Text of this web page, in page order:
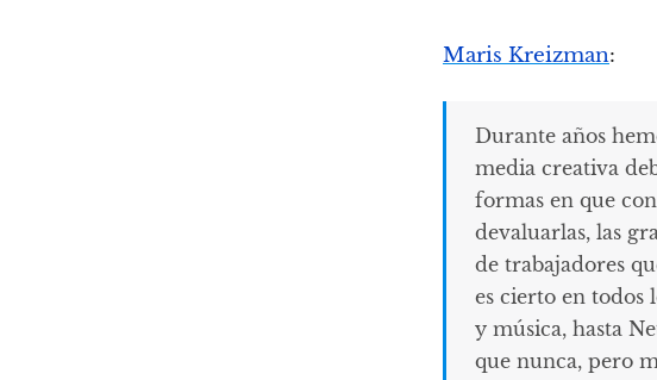
Maris Kreizman:
Durante años
media creativa
formas en que
devaluarlas, las
de trabajadores
es cierto en todos
y música, hasta
que nunca, pero